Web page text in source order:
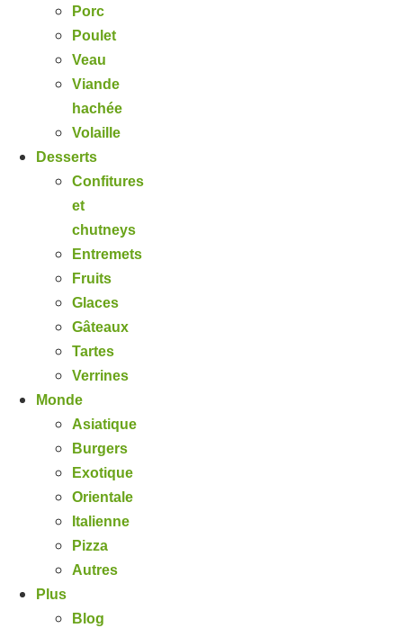
Porc
Poulet
Veau
Viande
hachée
Volaille
Desserts
Confitures
et
chutneys
Entremets
Fruits
Glaces
Gâteaux
Tartes
Verrines
Monde
Asiatique
Burgers
Exotique
Orientale
Italienne
Pizza
Autres
Plus
Blog